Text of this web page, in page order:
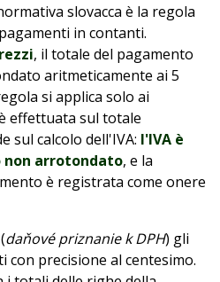
slovacca è la regola
in contanti.
, il totale del pagamento
aritmeticamente ai 5
si applica solo ai
effettuata sul totale
sul calcolo dell'IVA: l'IVA è
arrotondato, e la
è registrata come onere
daňové priznanie k DPH) gli
con precisione al centesimo.